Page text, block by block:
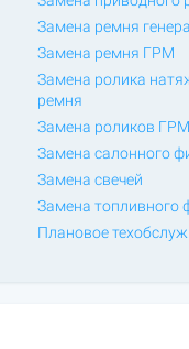
Замена ремня
Замена ремня ГРМ
Замена ролика
ремня
Замена роликов ГРМ
Замена салонного
Замена свечей
Замена топливного
Плановое